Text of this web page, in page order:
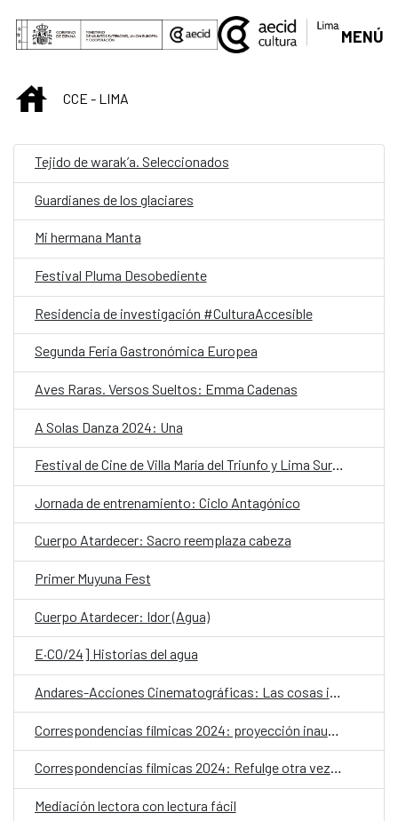
Saltar al contenido principal
MENÚ
INICIOCCE - LIMA
Tejido de warak’a. Seleccionados
Guardianes de los glaciares
Mi hermana Manta
Festival Pluma Desobediente
Residencia de investigación #CulturaAccesible
Segunda Feria Gastronómica Europea
Aves Raras. Versos Sueltos: Emma Cadenas
A Solas Danza 2024: Una
Festival de Cine de Villa María del Triunfo y Lima Sur 2024
Jornada de entrenamiento: Ciclo Antagónico
Cuerpo Atardecer: Sacro reemplaza cabeza
Primer Muyuna Fest
Cuerpo Atardecer: Idor (Agua)
E·CO/24] Historias del agua
Andares-Acciones Cinematográficas: Las cosas indefinidas
Correspondencias fílmicas 2024: Refulge otra vez el sol sobre el río
Mediación lectora con lectura fácil